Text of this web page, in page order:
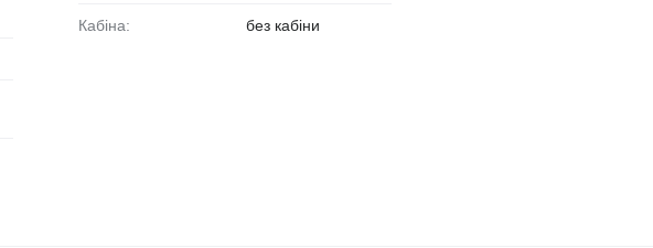
Кабіна: без кабіни